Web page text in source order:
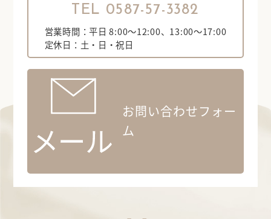
TEL 0587-57-3382
営業時間：平日 8:00～12:00、13:00～17:00
定休日：土・日・祝日
お問い合わせフォー
ム